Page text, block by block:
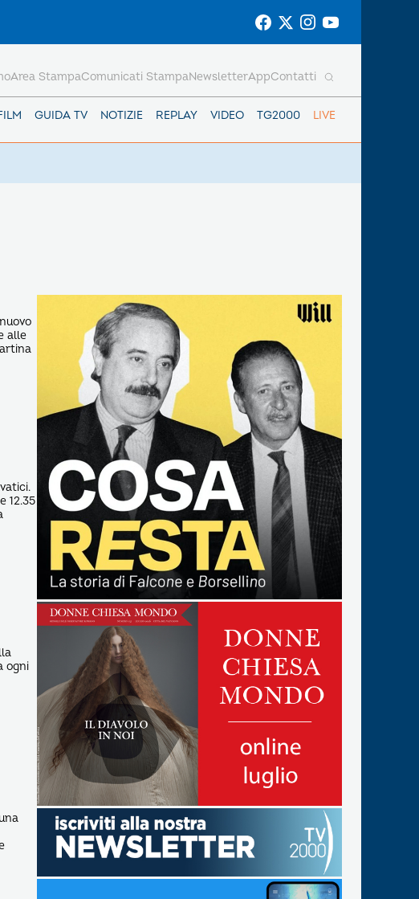
GUIDA TV NOTIZIE REPLAY VIDEO TG2000 LIVE
Area StampaComunicati StampaNewsletterAppContatti
alle
12.35
ogni